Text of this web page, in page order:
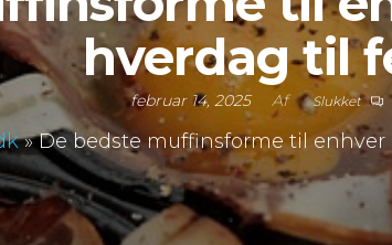
hverdag til
februar 14, 2025 Af Slukket
»De bedste muffinsforme til